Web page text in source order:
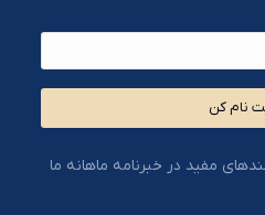
نام کن
مفید در خبرنامه ماهانه ما